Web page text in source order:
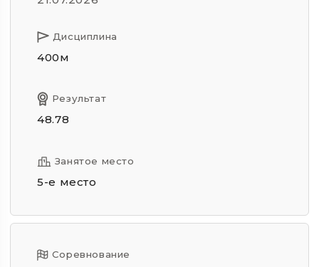
Дисциплина
400м
Результат
48.78
Занятое место
5-е место
Соревнование